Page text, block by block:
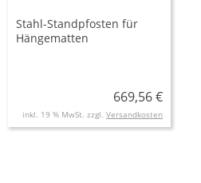
Stahl-Standpfosten für
Hängematten
669,56 €
inkl. 19 % MwSt. zzgl. Versandkosten